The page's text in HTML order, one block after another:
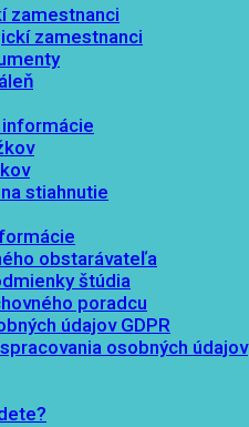
zamestnanci
zamestnanci
stiahnutie
obstarávateľa
štúdia
poradcu
údajov GDPR
osobných údajov